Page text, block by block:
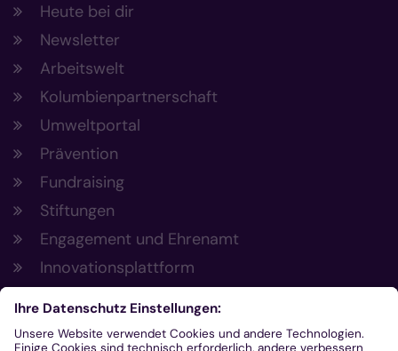
Heute bei dir
Newsletter
Arbeitswelt
Kolumbienpartnerschaft
Umweltportal
Prävention
Fundraising
Stiftungen
Engagement und Ehrenamt
Innovationsplattform
Aus der Plattform